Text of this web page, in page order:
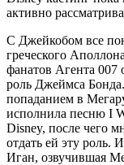
активно
С Джейкобом все
греческого
фанатов Агента 007
роль Джеймса
попаданием в
исполнила песню I
Disney, после чего
отдать ей эту роль.
Иган, озвучившая